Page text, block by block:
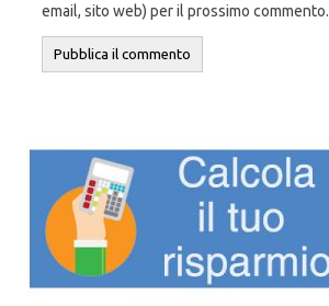
email, sito web) per il prossimo commento.